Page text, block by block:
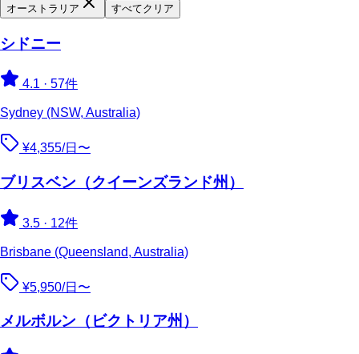
オーストラリア すべてクリア
シドニー
4.1 · 57件
Sydney (NSW, Australia)
¥4,355/日〜
ブリスベン（クイーンズランド州）
3.5 · 12件
Brisbane (Queensland, Australia)
¥5,950/日〜
メルボルン（ビクトリア州）